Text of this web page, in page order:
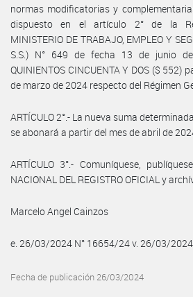
normas modificatorias y
dispuesto en el artículo 2° de la
MINISTERIO DE TRABAJO, EMPLEO Y
S.S.) N° 649 de fecha 13 de junio
QUINIENTOS CINCUENTA Y DOS ($ 552)
de marzo de 2024 respecto del Régimen
ARTÍCULO 2°.- La nueva suma
se abonará a partir del mes de abril de
ARTÍCULO 3°.- Comuníquese,
NACIONAL DEL REGISTRO OFICIAL y
Marcelo Angel Cainzos
e. 26/03/2024 N° 16654/24 v. 26/03/2024
Fecha de publicación 26/03/2024